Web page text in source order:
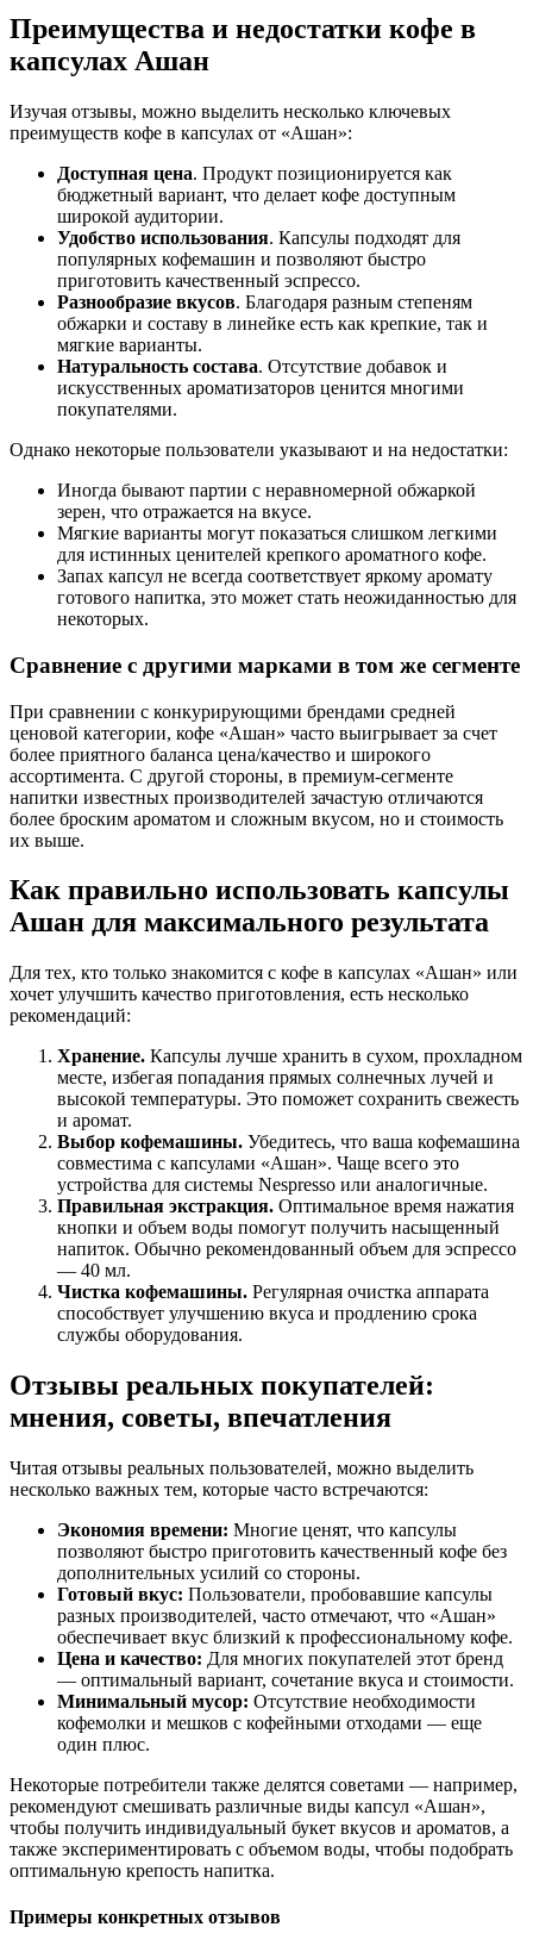
Преимущества и недостатки кофе в
капсулах Ашан
Изучая отзывы, можно выделить несколько ключевых
преимуществ кофе в капсулах от «Ашан»:
Доступная цена. Продукт позиционируется как
бюджетный вариант, что делает кофе доступным
широкой аудитории.
Удобство использования. Капсулы подходят для
популярных кофемашин и позволяют быстро
приготовить качественный эспрессо.
Разнообразие вкусов. Благодаря разным степеням
обжарки и составу в линейке есть как крепкие, так и
мягкие варианты.
Натуральность состава. Отсутствие добавок и
искусственных ароматизаторов ценится многими
покупателями.
Однако некоторые пользователи указывают и на недостатки:
Иногда бывают партии с неравномерной обжаркой
зерен, что отражается на вкусе.
Мягкие варианты могут показаться слишком легкими
для истинных ценителей крепкого ароматного кофе.
Запах капсул не всегда соответствует яркому аромату
готового напитка, это может стать неожиданностью для
некоторых.
Сравнение с другими марками в том же сегменте
При сравнении с конкурирующими брендами средней
ценовой категории, кофе «Ашан» часто выигрывает за счет
более приятного баланса цена/качество и широкого
ассортимента. С другой стороны, в премиум-сегменте
напитки известных производителей зачастую отличаются
более броским ароматом и сложным вкусом, но и стоимость
их выше.
Как правильно использовать капсулы
Ашан для максимального результата
Для тех, кто только знакомится с кофе в капсулах «Ашан» или
хочет улучшить качество приготовления, есть несколько
рекомендаций:
Хранение. Капсулы лучше хранить в сухом, прохладном
месте, избегая попадания прямых солнечных лучей и
высокой температуры. Это поможет сохранить свежесть
и аромат.
Выбор кофемашины. Убедитесь, что ваша кофемашина
совместима с капсулами «Ашан». Чаще всего это
устройства для системы Nespresso или аналогичные.
Правильная экстракция. Оптимальное время нажатия
кнопки и объем воды помогут получить насыщенный
напиток. Обычно рекомендованный объем для эспрессо
— 40 мл.
Чистка кофемашины. Регулярная очистка аппарата
способствует улучшению вкуса и продлению срока
службы оборудования.
Отзывы реальных покупателей:
мнения, советы, впечатления
Читая отзывы реальных пользователей, можно выделить
несколько важных тем, которые часто встречаются:
Экономия времени: Многие ценят, что капсулы
позволяют быстро приготовить качественный кофе без
дополнительных усилий со стороны.
Готовый вкус: Пользователи, пробовавшие капсулы
разных производителей, часто отмечают, что «Ашан»
обеспечивает вкус близкий к профессиональному кофе.
Цена и качество: Для многих покупателей этот бренд
— оптимальный вариант, сочетание вкуса и стоимости.
Минимальный мусор: Отсутствие необходимости
кофемолки и мешков с кофейными отходами — еще
один плюс.
Некоторые потребители также делятся советами — например,
рекомендуют смешивать различные виды капсул «Ашан»,
чтобы получить индивидуальный букет вкусов и ароматов, а
также экспериментировать с объемом воды, чтобы подобрать
оптимальную крепость напитка.
Примеры конкретных отзывов